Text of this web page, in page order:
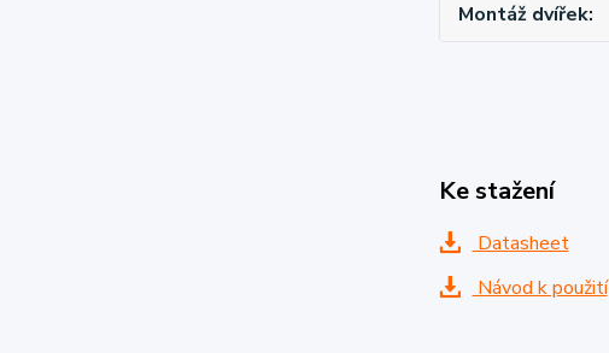
Montáž dvířek
Ke stažení
Datasheet
Návod k použití